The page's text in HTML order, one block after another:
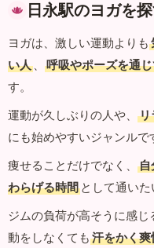
日永駅のヨガを
ヨガは、激しい運動よりも
い人 、 呼吸やポーズを通
す。
運動が久しぶりの人や、
リ
にも始めやすいジャンルで
痩せることだけでなく、
自
わらげる時間 として通いた
ジムの負荷が高そうに感
動をしなくても 汗をかく爽